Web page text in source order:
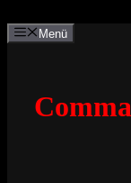
Inhalt
springen
Menü